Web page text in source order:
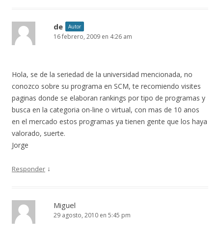
de Autor
16 febrero, 2009 en 4:26 am
Hola, se de la seriedad de la universidad mencionada, no
conozco sobre su programa en SCM, te recomiendo visites
paginas donde se elaboran rankings por tipo de programas y
busca en la categoria on-line o virtual, con mas de 10 anos
en el mercado estos programas ya tienen gente que los haya
valorado, suerte.
Jorge
Responder ↓
Miguel
29 agosto, 2010 en 5:45 pm